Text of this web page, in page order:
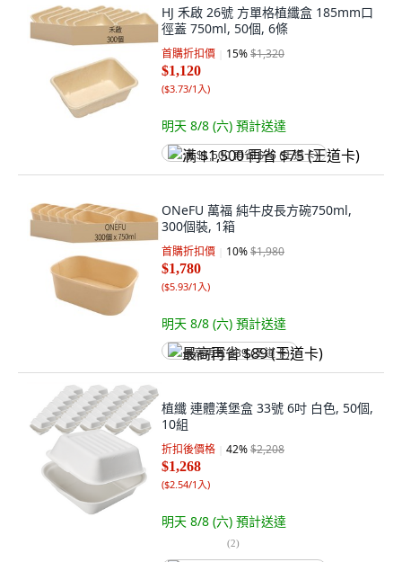
HJ 禾啟 26號 方單格植纖盒 185mm口
徑蓋 750ml, 50個, 6條
首購折扣價 15%$1,320
$1,120
($3.73/1入)
明天 8/8 (六) 預計送達
满 $1,500 再省 $75 (王道卡)
ONeFU 萬福 純牛皮長方碗750ml,
300個裝, 1箱
首購折扣價 10%$1,980
$1,780
($5.93/1入)
明天 8/8 (六) 預計送達
最高再省 $89 (王道卡)
植纖 連體漢堡盒 33號 6吋 白色, 50個,
10組
折扣後價格 42%$2,208
$1,268
($2.54/1入)
明天 8/8 (六) 預計送達
(2)